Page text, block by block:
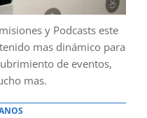
y Podcasts este
mas dinámico para
de eventos,
mas.